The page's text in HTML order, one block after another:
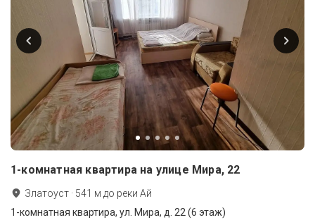
1-комнатная квартира на улице Мира, 22
Златоуст · 541 м до реки Ай
1-комнатная квартира, ул. Мира, д. 22 (6 этаж)